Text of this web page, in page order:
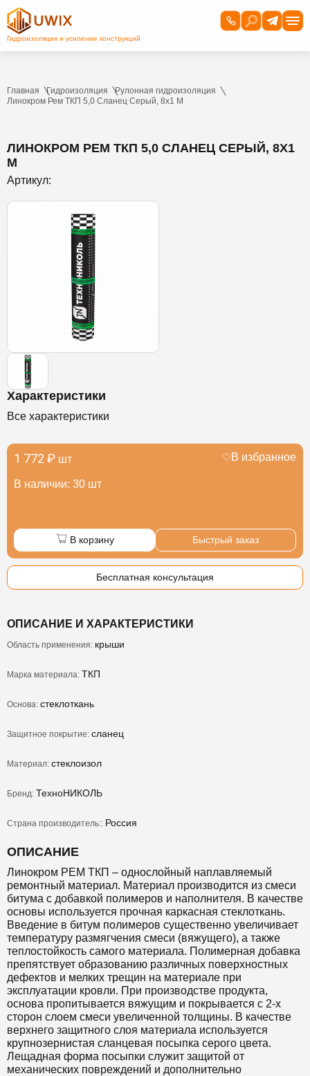
Главная Гидроизоляция
Рулонная гидроизоляция
Линокром Рем ТКП 5,0 Сланец Серый, 8х1 М
ЛИНОКРОМ РЕМ ТКП 5,0 СЛАНЕЦ СЕРЫЙ, 8Х1
М
Артикул:
Характеристики
Все характеристики
1 772 ₽ шт
В наличии: 30 шт
В избранное
В корзину Быстрый заказ
Бесплатная консультация
ОПИСАНИЕ И ХАРАКТЕРИСТИКИ
Область применения: крыши
Марка материала: ТКП
Основа: стеклоткань
Защитное покрытие: сланец
Материал: стеклоизол
Бренд: ТехноНИКОЛЬ
Страна производитель:: Россия
ОПИСАНИЕ
Линокром РЕМ ТКП – однослойный наплавляемый
ремонтный материал. Материал производится из смеси
битума с добавкой полимеров и наполнителя. В качестве
основы используется прочная каркасная стеклоткань.
Введение в битум полимеров существенно увеличивает
температуру размягчения смеси (вяжущего), а также
теплостойкость самого материала. Полимерная добавка
препятствует образованию различных поверхностных
дефектов и мелких трещин на материале при
эксплуатации кровли. При производстве продукта,
основа пропитывается вяжущим и покрывается с 2-х
сторон слоем смеси увеличенной толщины. В качестве
верхнего защитного слоя материала используется
крупнозернистая сланцевая посыпка серого цвета.
Лещадная форма посыпки служит защитой от
механических повреждений и дополнительно